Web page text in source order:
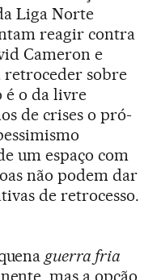
Liga Norte
reagir contra
Cameron e
retroceder sobre
é o da livre
de crises o pró-
um espaço com
não podem dar
de retrocesso.
guerra fria
mas a opção